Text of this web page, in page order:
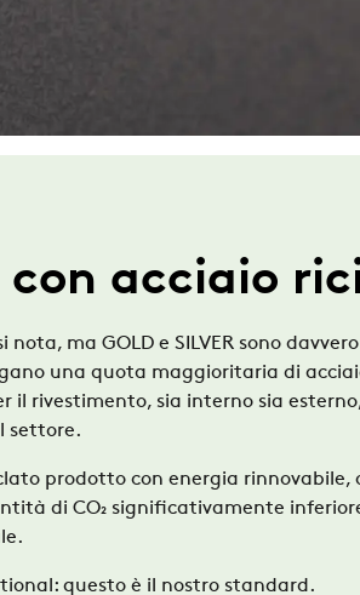
con acciaio
nota, ma GOLD e SILVER sono
una quota maggioritaria di
il rivestimento, sia interno sia
settore.
prodotto con energia rinnovabile,
di CO₂ significativamente
questo è il nostro standard.